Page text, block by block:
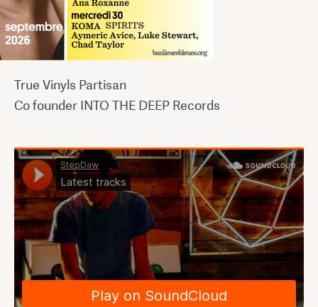
True Vinyls Partisan
Co founder INTO THE DEEP Records